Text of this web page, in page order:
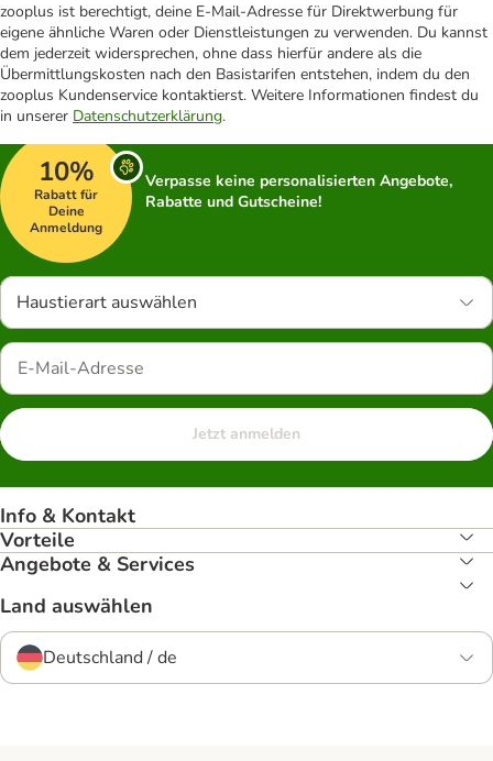
zooplus ist berechtigt, deine E-Mail-Adresse für Direktwerbung für
eigene ähnliche Waren oder Dienstleistungen zu verwenden. Du kannst
dem jederzeit widersprechen, ohne dass hierfür andere als die
Übermittlungskosten nach den Basistarifen entstehen, indem du den
zooplus Kundenservice kontaktierst. Weitere Informationen findest du
in unserer Datenschutzerklärung.
10%
Rabatt für
Deine
Anmeldung
Verpasse keine personalisierten Angebote,
Rabatte und Gutscheine!
Haustierart auswählen
Jetzt anmelden
Info & Kontakt
Vorteile
Angebote & Services
Land auswählen
Deutschland / de